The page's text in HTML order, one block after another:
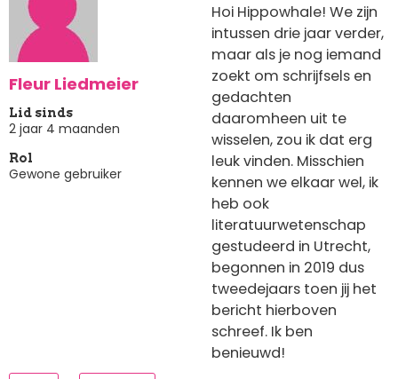
Fleur Liedmeier
Lid sinds
2 jaar 4 maanden
Rol
Gewone gebruiker
Hoi Hippowhale! We zijn
intussen drie jaar verder,
maar als je nog iemand
zoekt om schrijfsels en
gedachten
daaromheen uit te
wisselen, zou ik dat erg
leuk vinden. Misschien
kennen we elkaar wel, ik
heb ook
literatuurwetenschap
gestudeerd in Utrecht,
begonnen in 2019 dus
tweedejaars toen jij het
bericht hierboven
schreef. Ik ben
benieuwd!